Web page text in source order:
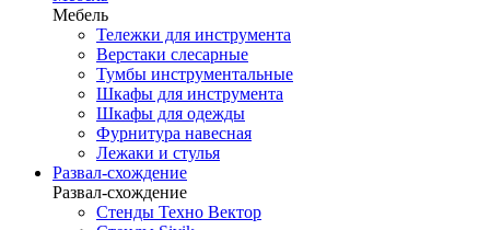
Мебель
Тележки для инструмента
Верстаки слесарные
Тумбы инструментальные
Шкафы для инструмента
Шкафы для одежды
Фурнитура навесная
Лежаки и стулья
Развал-схождение
Развал-схождение
Стенды Техно Вектор